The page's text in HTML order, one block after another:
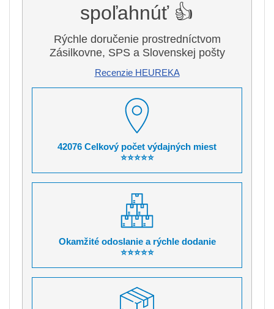
spoľahnúť 👍
Rýchle doručenie prostredníctvom
Zásilkovne, SPS a Slovenskej pošty
Recenzie HEUREKA
42076 Celkový počet výdajných miest
⭐⭐⭐⭐⭐
Okamžité odoslanie a rýchle dodanie
⭐⭐⭐⭐⭐